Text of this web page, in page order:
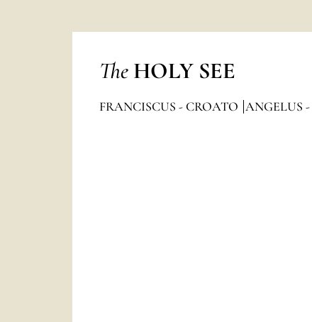
The HOLY SEE
FRANCISCUS - CROATO ANGELUS